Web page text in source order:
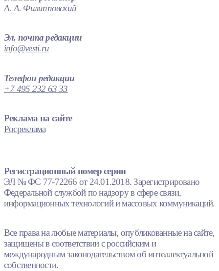
А. А. Филипповский
Эл. почта редакции
info@vesti.ru
Телефон редакции
+7 495 232 63 33
Реклама на сайте
Росреклама
Регистрационный номер серии
ЭЛ № ФС 77-72266 от 24.01.2018. Зарегистрировано
Федеральной службой по надзору в сфере связи,
информационных технологий и массовых коммуникаций.
Все права на любые материалы, опубликованные на сайте,
защищены в соответствии с российским и
международным законодательством об интеллектуальной
собственности.